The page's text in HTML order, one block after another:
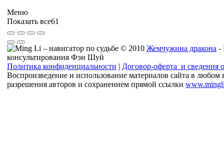
Меню
Показать все61
© 2010 Жемчужина дракона -
консультирования Фэн Шуй
Политика конфиденциальности | Договор-оферта и сведения
Воспроизведение и использование материалов сайта в любом
разрешения авторов и сохранением прямой ссылки